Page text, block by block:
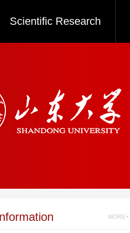
Scientific Research
MORE+